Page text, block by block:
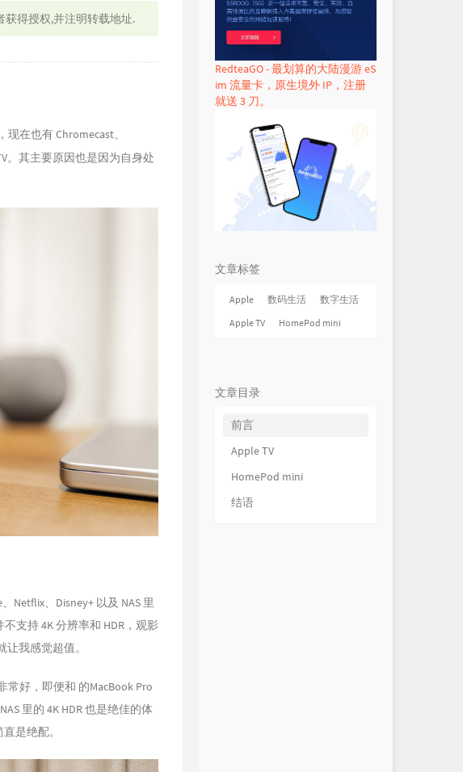
获得授权,并注明转载地址.
在也有 Chromecast、
。其主要原因也是因为自身处
Netflix、Disney+ 以及 NAS 里
支持 4K 分辨率和 HDR，观影
我感觉超值。
常好，即便和 的MacBook Pro
里的 4K HDR 也是绝佳的体
是绝配。
RedteaGO - 最划算的大陆漫游 eS
im 流量卡，原生境外 IP，注册
就送 3 刀。
文章标签
Apple 数码生活
数字生活
Apple TV
HomePod mini
文章目录
前言
Apple TV
HomePod mini
结语